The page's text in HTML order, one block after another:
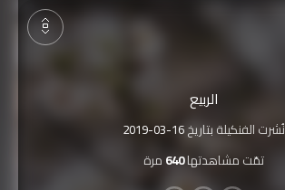
الربيع
نُشرت الفنكيلة بتاريخ2019-03-16
تمّت مشاهدتها640 مرة